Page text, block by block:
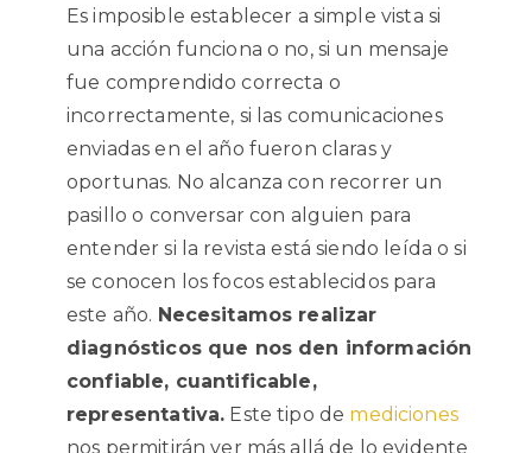
Es imposible establecer a simple vista si
una acción funciona o no, si un mensaje
fue comprendido correcta o
incorrectamente, si las comunicaciones
enviadas en el año fueron claras y
oportunas. No alcanza con recorrer un
pasillo o conversar con alguien para
entender si la revista está siendo leída o si
se conocen los focos establecidos para
este año. Necesitamos realizar
diagnósticos que nos den información
confiable, cuantificable,
representativa. Este tipo de mediciones
nos permitirán ver más allá de lo evidente